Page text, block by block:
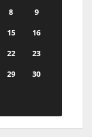
8
9
15
16
22
23
29
30